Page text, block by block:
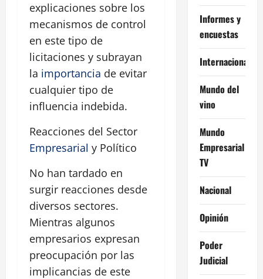
explicaciones sobre los
mecanismos de control
en este tipo de
licitaciones y subrayan
la importancia de evitar
cualquier tipo de
influencia indebida.
Reacciones del Sector
Empresarial y Político
No han tardado en
surgir reacciones desde
diversos sectores.
Mientras algunos
empresarios expresan
preocupación por las
implicancias de este
Informes y
encuestas
Internacional
Mundo del
vino
Mundo
Empresarial
TV
Nacional
Opinión
Poder
Judicial